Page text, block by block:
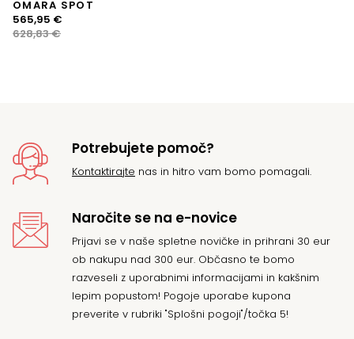
OMARA SPOT
628,83€
Izvirna
cena
565,95 €
Trenutna
cena
Potrebujete pomoč?
Kontaktirajte nas in hitro vam bomo pomagali.
Naročite se na e-novice
Prijavi se v naše spletne novičke in prihrani 30 eur
ob nakupu nad 300 eur. Občasno te bomo
razveseli z uporabnimi informacijami in kakšnim
lepim popustom! Pogoje uporabe kupona
preverite v rubriki "Splošni pogoji"/točka 5!